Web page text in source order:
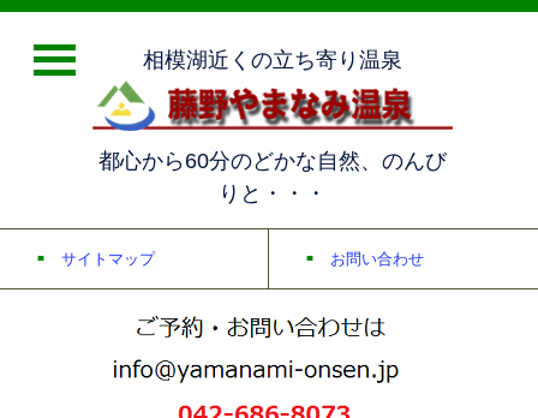
相模湖近くの立ち寄り温泉
都心から60分のどかな自然、のんび
りと・・・
サイトマップ お問い合わせ